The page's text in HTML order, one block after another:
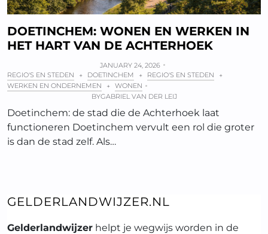
DOETINCHEM: WONEN EN WERKEN IN
HET HART VAN DE ACHTERHOEK
JANUARY 24, 2026
REGIO'S EN STEDEN
+ DOETINCHEM + REGIO'S EN STEDEN
+
WERKEN EN ONDERNEMEN
+ WONEN
BYGABRIEL VAN DER LEIJ
Doetinchem: de stad die de Achterhoek laat
functioneren Doetinchem vervult een rol die groter
is dan de stad zelf. Als…
GELDERLANDWIJZER.NL
Gelderlandwijzer helpt je wegwijs worden in de